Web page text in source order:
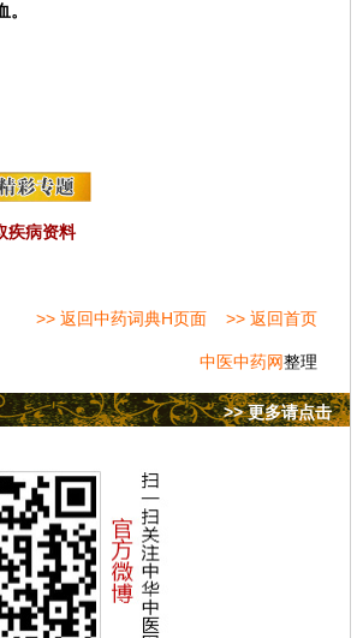
疾病资料
>> 返回中药词典H页面 >> 返回首页
中医中药网整理
>> 更多请点击